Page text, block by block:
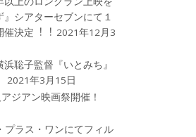
シアターセブンにて１
決定︕︕ 2021年12月3
聡子監督『いとみち』
2021年3月15日
ジアン映画祭開催！
プラス・ワンにてフィル